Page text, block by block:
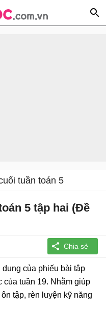
tuần toán 5
5 tập hai (Đề
dung của phiếu bài tập
của tuần 19. Nhằm giúp
tập, rèn luyện kỹ năng